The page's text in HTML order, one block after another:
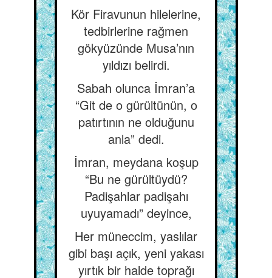
Kör Firavunun hilelerine,
tedbirlerine rağmen
gökyüzünde Musa’nın
yıldızı belirdi.
Sabah olunca İmran’a
“Git de o gürültünün, o
patırtının ne olduğunu
anla” dedi.
İmran, meydana koşup
“Bu ne gürültüydü?
Padişahlar padişahı
uyuyamadı” deyince,
Her müneccim, yaslılar
gibi başı açık, yeni yakası
yırtık bir halde toprağı